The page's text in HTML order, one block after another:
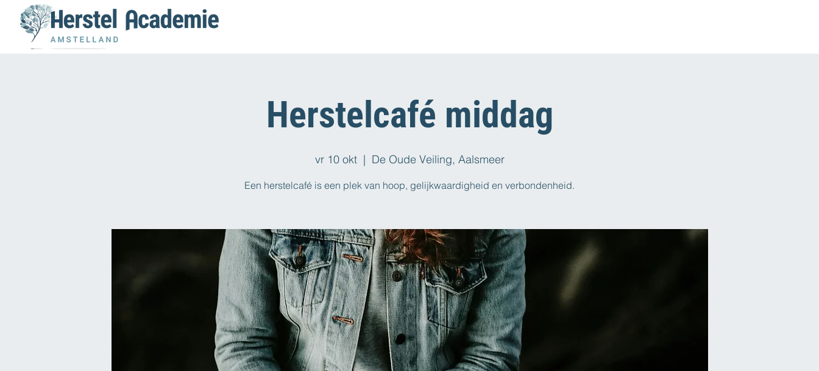
Herstelcafé middag
vr 10 okt
  |
De Oude Veiling, Aalsmeer
Een herstelcafé is een plek van hoop, gelijkwaardigheid en verbondenheid.